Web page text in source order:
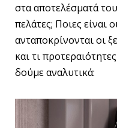
στα αποτελέσματά
πελάτες; Ποιες είναι
ανταποκρίνονται οι
και τι
δούμε αναλυτικά: